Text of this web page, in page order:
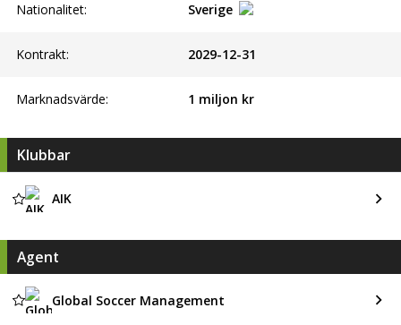
Nationalitet: Sverige
Kontrakt: 2029-12-31
Marknadsvärde: 1 miljon kr
Klubbar
AIK
Agent
Global Soccer Management